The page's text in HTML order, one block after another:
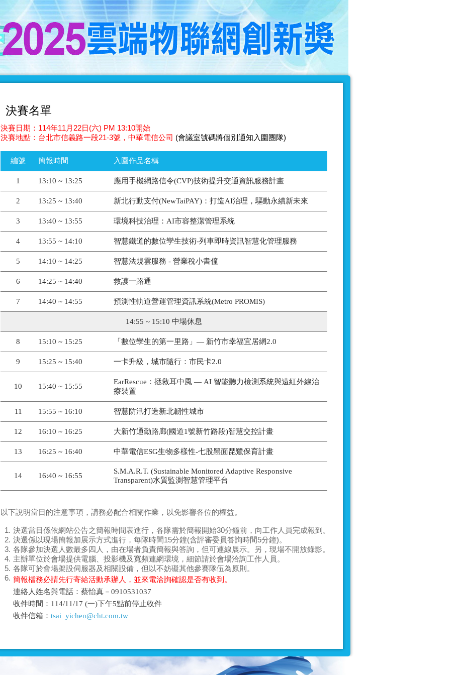
決賽名單
決賽日期：114年11月22日(六) PM 13:10開始
決賽地點：台北市信義路一段21-3號，中華電信公司 (會議室號碼將個別通知入圍團隊)
編號 簡報時間 入圍作品名稱
1 13:10 ~ 13:25 應用手機網路信令(CVP)技術提升交通資訊服務計畫
2 13:25 ~ 13:40 新北行動支付(NewTaiPAY)：打造AI治理，驅動永續新未來
3 13:40 ~ 13:55 環境科技治理：AI市容整潔管理系統
4 13:55 ~ 14:10 智慧鐵道的數位孿生技術-列車即時資訊智慧化管理服務
5 14:10 ~ 14:25 智慧法規雲服務 - 營業稅小書僮
6 14:25 ~ 14:40 救護一路通
7 14:40 ~ 14:55 預測性軌道營運管理資訊系統(Metro PROMIS)
14:55 ~ 15:10 中場休息
8 15:10 ~ 15:25 「數位孿生的第一里路」— 新竹市幸福宜居網2.0
9 15:25 ~ 15:40 一卡升級，城市隨行：市民卡2.0
10 15:40 ~ 15:55
EarRescue：拯救耳中風 — AI 智能聽力檢測系統與遠紅外線治
療裝置
11 15:55 ~ 16:10 智慧防汛打造新北韌性城市
12 16:10 ~ 16:25 大新竹通勤路廊(國道1號新竹路段)智慧交控計畫
13 16:25 ~ 16:40 中華電信ESG生物多樣性-七股黑面琵鷺保育計畫
14 16:40 ~ 16:55
S.M.A.R.T. (Sustainable Monitored Adaptive Responsive
Transparent)水質監測智慧管理平台
以下說明當日的注意事項 ，請務必配合相關作業，以免影響各位的權益。
1. 決選當日係依網站公告之簡報時間表進行， 各隊需於簡報開始30分鐘前 ，向工作人員完成報到。
2. 決選係以現場簡報加展示方式進行， 每隊時間15分鐘(含評審委員答詢時間5分鐘)。
3. 各隊參加決選人數最多四人 ，由在場者負責簡報與答詢，但可連線展示。另，現場不開放錄影。
4. 主辦單位於會場提供電腦、投影機及寬頻連網環境，細節請於會場洽詢工作人員。
5. 各隊可於會場架設伺服器及相關設備，但以不妨礙其他參賽隊伍為原則。
6. 簡報檔務必請先行寄給活動承辦人，並來電洽詢確認是否有收到。
連絡人姓名與電話：蔡怡真－0910531037
收件時間：114/11/17 (一)下午5點前停止收件
收件信箱： tsai_yichen@cht.com.tw